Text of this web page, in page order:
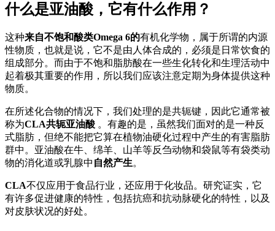
什么是亚油酸，它有什么作用？
这种来自不饱和酸类Omega 6的有机化学物，属于所谓的内源
性物质，也就是说，它不是由人体合成的，必须是日常饮食的
组成部分。而由于不饱和脂肪酸在一些生化转化和生理活动中
起着极其重要的作用，所以我们应该注意定期为身体提供这种
物质。
在所述化合物的情况下，我们处理的是共轭键，因此它通常被
称为CLA共轭亚油酸 。有趣的是，虽然我们面对的是一种反
式脂肪，但绝不能把它算在植物油硬化过程中产生的有害脂肪
群中。亚油酸在牛、绵羊、山羊等反刍动物和袋鼠等有袋类动
物的消化道或乳腺中 自然产生。
CLA不仅应用于食品行业，还应用于化妆品。研究证实，它
有许多促进健康的特性，包括抗癌和抗动脉硬化的特性，以及
对皮肤状况的好处。